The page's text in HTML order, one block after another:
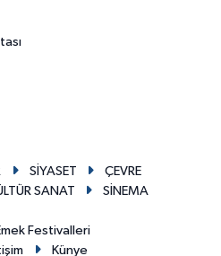
SİYASET
ÇEVRE
SANAT
SİNEMA
Festivalleri
Künye